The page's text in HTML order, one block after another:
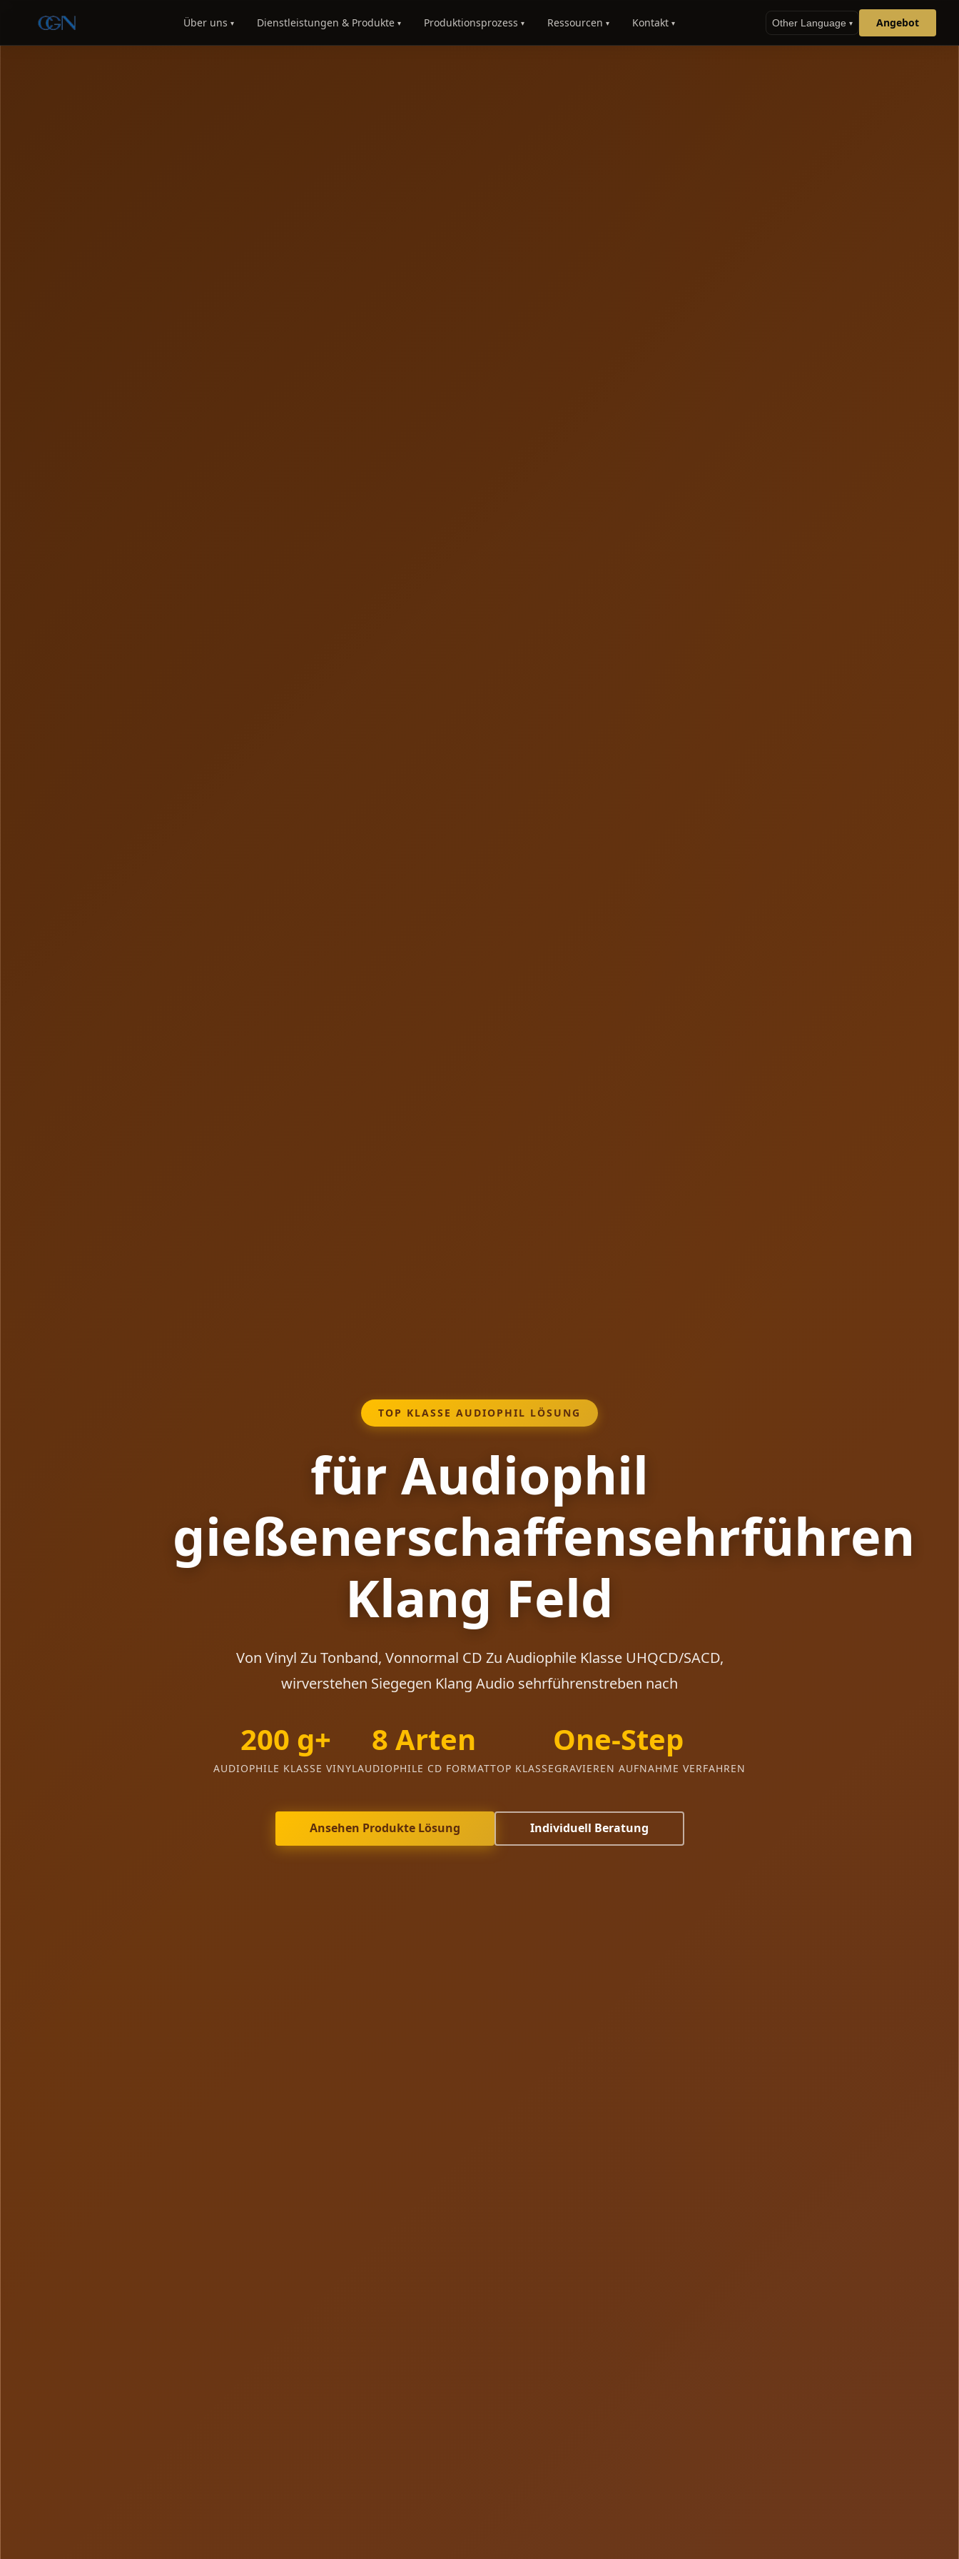
Über uns ▾ Dienstleistungen & Produkte ▾ Produktionsprozess ▾ Ressourcen ▾ Kontakt ▾ Other Language ▾ Angebot
TOP KLASSE AUDIOPHIL LÖSUNG
für Audiophil
gießenerschaffensehrführen
Klang Feld
Von Vinyl Zu Tonband, Vonnormal CD Zu Audiophile Klasse UHQCD/SACD,
wirverstehen Siegegen Klang Audio sehrführenstreben nach
200 g+
AUDIOPHILE KLASSE VINYL
8 Arten
AUDIOPHILE CD FORMAT
One-Step
TOP KLASSEGRAVIEREN AUFNAHME VERFAHREN
Ansehen Produkte Lösung Individuell Beratung